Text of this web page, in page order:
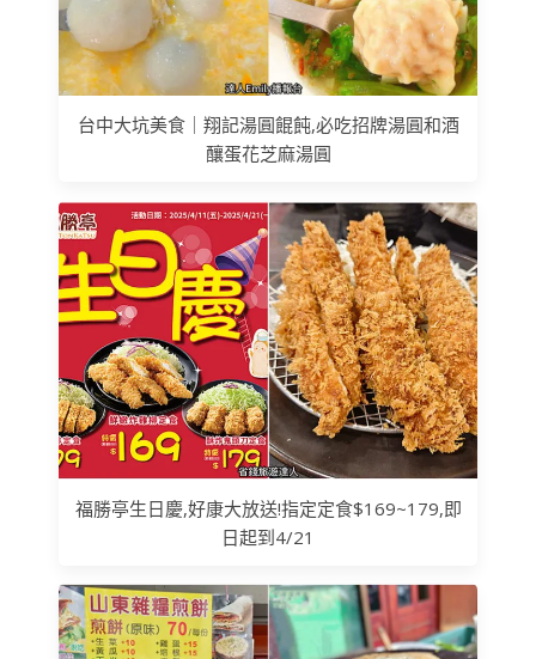
台中大坑美食｜翔記湯圓餛飩,必吃招牌湯圓和酒
釀蛋花芝麻湯圓
福勝亭生日慶,好康大放送!指定定食$169~179,即
日起到4/21